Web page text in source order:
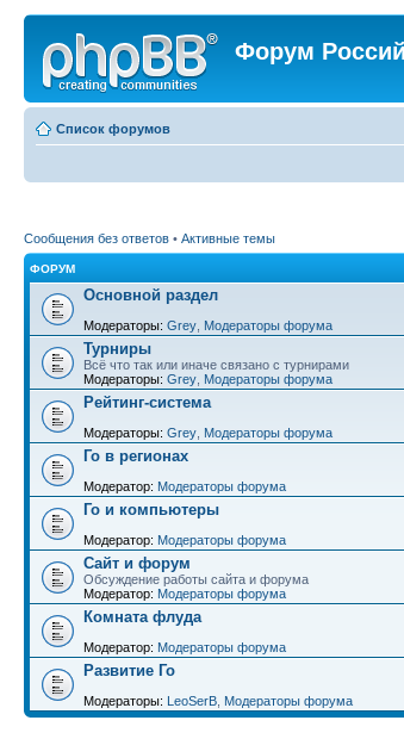
Форум
Список форумов
Сообщения без ответов • Активные темы
ФОРУМ
Основной раздел
Модераторы: Grey Модераторы форума
Турниры
Всё что так или иначе связано с турнирами
Модераторы: Grey Модераторы форума
Рейтинг-система
Модераторы: Grey Модераторы форума
Го в регионах
Модератор: Модераторы форума
Го и компьютеры
Модератор: Модераторы форума
Сайт и форум
Обсуждение работы сайта и форума
Модератор: Модераторы форума
Комната флуда
Модератор: Модераторы форума
Развитие Го
Модераторы: LeoSerB Модераторы форума